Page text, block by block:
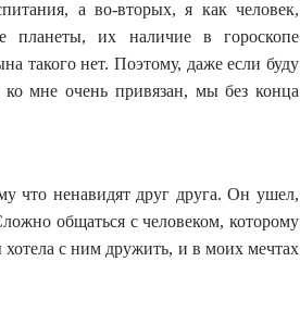
а во-вторых, я как человек,
планеты, их наличие в гороскопе
такого нет. Поэтому, даже если буду
ко мне очень привязан, мы без конца
что ненавидят друг друга. Он ушел,
общаться с человеком, которому
с ним дружить, и в моих мечтах